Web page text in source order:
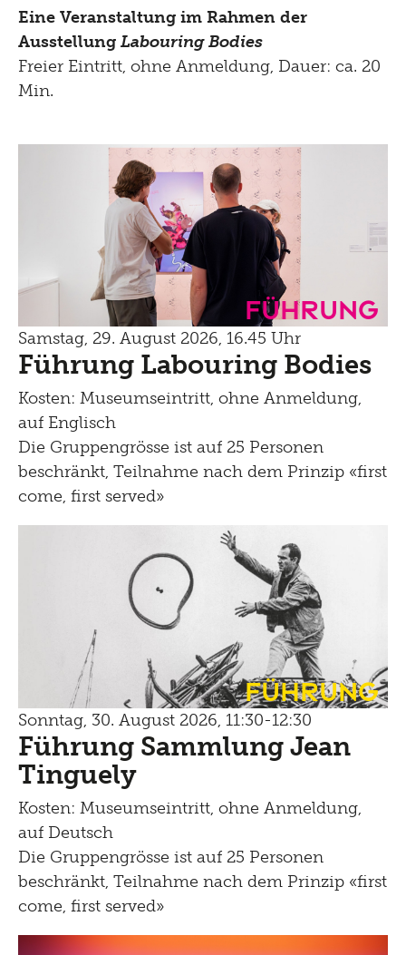
Eine Veranstaltung im Rahmen der
Ausstellung Labouring Bodies
Freier Eintritt, ohne Anmeldung, Dauer: ca. 20
Min.
Führung
Samstag, 29. August 2026, 16.45 Uhr
Führung Labouring Bodies
Kosten: Museumseintritt, ohne Anmeldung,
auf Englisch
Die Gruppengrösse ist auf 25 Personen
beschränkt, Teilnahme nach dem Prinzip «first
come, first served»
Führung
Sonntag, 30. August 2026, 11:30-12:30
Führung Sammlung Jean
Tinguely
Kosten: Museumseintritt, ohne Anmeldung,
auf Deutsch
Die Gruppengrösse ist auf 25 Personen
beschränkt, Teilnahme nach dem Prinzip «first
come, first served»